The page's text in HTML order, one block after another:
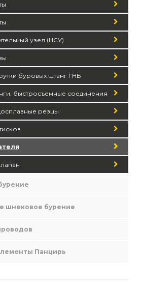
узел (НСУ)
буровых штанг ГНБ
быстросъемные соединения
резцы
шнековое бурение
Панцирь